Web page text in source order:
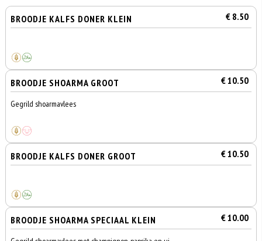
BROODJE KALFS DONER KLEIN € 8.50
BROODJE SHOARMA GROOT € 10.50
Gegrild shoarmavlees
BROODJE KALFS DONER GROOT € 10.50
BROODJE SHOARMA SPECIAAL KLEIN € 10.00